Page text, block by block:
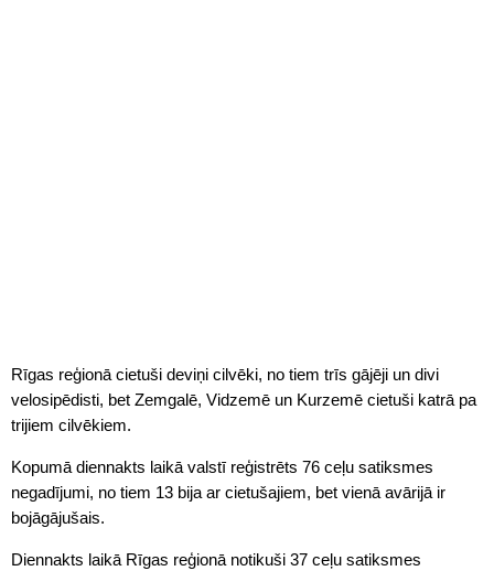
Rīgas reģionā cietuši deviņi cilvēki, no tiem trīs gājēji un divi
velosipēdisti, bet Zemgalē, Vidzemē un Kurzemē cietuši katrā pa
trijiem cilvēkiem.
Kopumā diennakts laikā valstī reģistrēts 76 ceļu satiksmes
negadījumi, no tiem 13 bija ar cietušajiem, bet vienā avārijā ir
bojāgājušais.
Diennakts laikā Rīgas reģionā notikuši 37 ceļu satiksmes